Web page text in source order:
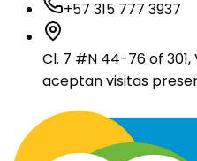
+57 315 777 3937
Cl. 7 #N 44-76 of
aceptan visitas